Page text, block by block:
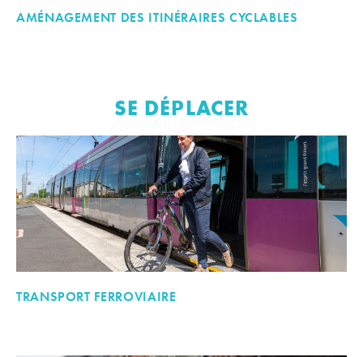
AMÉNAGEMENT DES ITINÉRAIRES CYCLABLES
SE DÉPLACER
TRANSPORT FERROVIAIRE